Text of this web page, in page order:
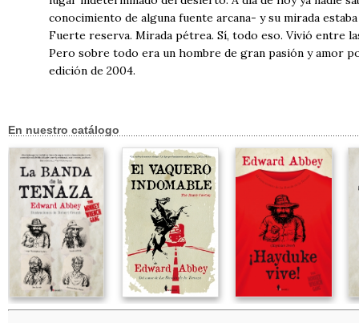
conocimiento de alguna fuente arcana- y su mirada
Fuerte reserva. Mirada pétrea. Sí, todo eso. Vivió entre
Pero sobre todo era un hombre de gran pasión y amor
edición de 2004.
En nuestro catálogo